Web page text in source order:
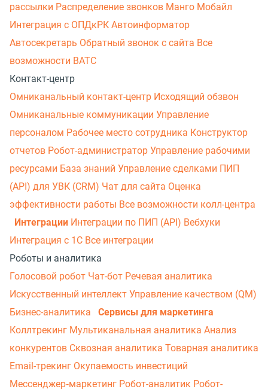
рассылки Распределение звонков Манго Мобайл
Интеграция с ОПДкРК Автоинформатор
Автосекретарь Обратный звонок с сайта Все
возможности ВАТС
Контакт-центр
Омниканальный контакт-центр Исходящий обзвон
Омниканальные коммуникации Управление
персоналом Рабочее место сотрудника Конструктор
отчетов Робот-администратор Управление рабочими
ресурсами База знаний Управление сделками ПИП
(API) для УВК (CRM) Чат для сайта Оценка
эффективности работы Все возможности колл-центра
Интеграции Интеграции по ПИП (API) Вебхуки
Интеграция с 1С Все интеграции
Роботы и аналитика
Голосовой робот Чат-бот Речевая аналитика
Искусственный интеллект Управление качеством (QM)
Бизнес-аналитика
Сервисы для маркетинга
Коллтрекинг Мультиканальная аналитика Анализ
конкурентов Сквозная аналитика Товарная аналитика
Email-трекинг Окупаемость инвестиций
Мессенджер‑маркетинг Робот-аналитик Робот-